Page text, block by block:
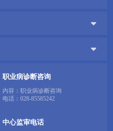


职业病诊断咨询
内容：职业病诊断咨询
电话： 028-85585242
中心监审电话